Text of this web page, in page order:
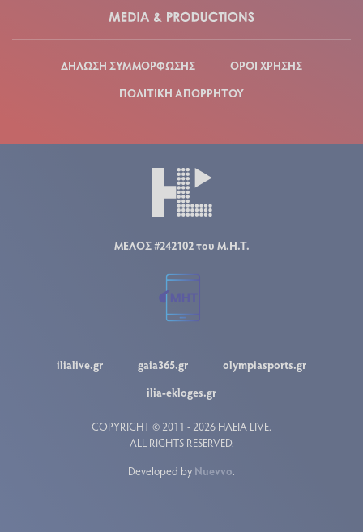
ΔΗΛΩΣΗ ΣΥΜΜΟΡΦΩΣΗΣ
ΟΡΟΙ ΧΡΗΣΗΣ
ΠΟΛΙΤΙΚΗ ΑΠΟΡΡΗΤΟΥ
ΜΕΛΟΣ #242102 του Μ.Η.Τ.
ilialive.gr gaia365.gr
olympiasports.gr
ilia-ekloges.gr
COPYRIGHT © 2011 - 2026 ΗΛΕΙΑ LIVE.
ALL RIGHTS RESERVED.
Developed by Nuevvo.